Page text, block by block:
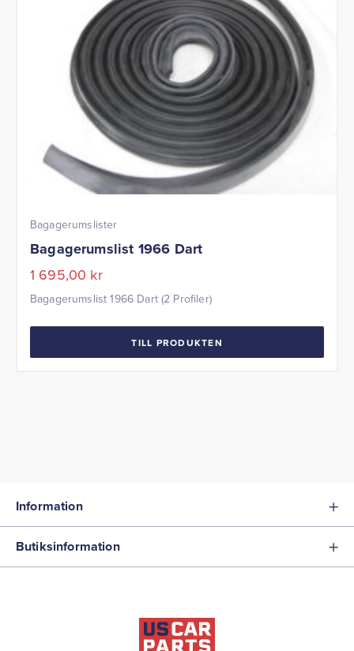
Bagagerumslister
Bagagerumslist 1966 Dart
1 695,00 kr
Bagagerumslist 1966 Dart (2 Profiler)
TILL PRODUKTEN
Information
Butiksinformation